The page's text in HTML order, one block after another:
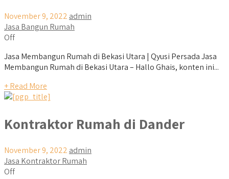
November 9, 2022 admin
Jasa Bangun Rumah
Off
Jasa Membangun Rumah di Bekasi Utara | Qyusi Persada Jasa
Membangun Rumah di Bekasi Utara – Hallo Ghais, konten ini...
+ Read More
Kontraktor Rumah di Dander
November 9, 2022 admin
Jasa Kontraktor Rumah
Off